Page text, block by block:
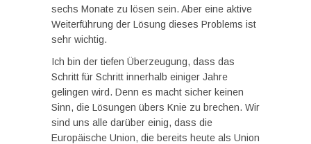
sechs Monate zu lösen sein. Aber eine aktive
Weiterführung der Lösung dieses Problems ist
sehr wichtig.
Ich bin der tiefen Überzeugung, dass das
Schritt für Schritt innerhalb einiger Jahre
gelingen wird. Denn es macht sicher keinen
Sinn, die Lösungen übers Knie zu brechen. Wir
sind uns alle darüber einig, dass die
Europäische Union, die bereits heute als Union